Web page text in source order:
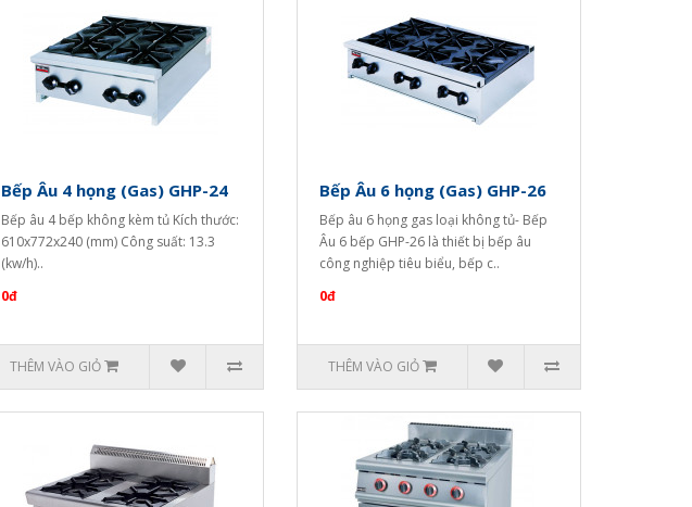
Bếp Âu 4 họng (Gas) GHP-24
Bếp âu 4 bếp không kèm tủ Kích thước:
610x772x240 (mm) Công suất: 13.3
(kw/h)..
0đ
THÊM VÀO GIỎ
Bếp Âu 6 họng (Gas) GHP-26
Bếp âu 6 họng gas loại không tủ- Bếp
Âu 6 bếp GHP-26 là thiết bị bếp âu
công nghiệp tiêu biểu, bếp c..
0đ
THÊM VÀO GIỎ